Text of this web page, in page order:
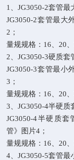
1
、JG3050-2套管最
JG3050-2套管最大
2 ；
量规规格： 16 20
2 、JG3050-3硬质套
JG3050-3套管最小
3 ；
量规规格： 16 20
3 、JG3050-4半硬质
JG3050-4半硬质套
管》图片4 ；
量规规格： 16 20
4 、JG3050-5套管最